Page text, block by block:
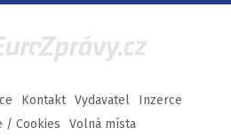
TwitterInstagram
YouTube
Kontakt Vydavatel
Inzerce
/ Cookies
Volná místa